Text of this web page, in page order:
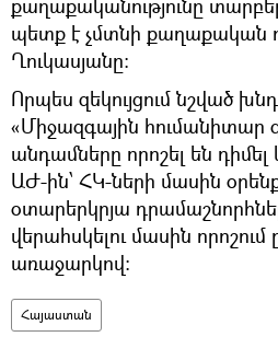
քաղաքականությունը
պետք է չմտնի քաղաքական
Ղուկասյանը:
Որպես զեկույցում նշված
«Միջազգային
անդամները որոշել են
ԱԺ-ին՝ ՀԿ-ների մասին
օտարերկրյա
վերահսկելու մասին որոշում
առաջարկով:
Հայաստան